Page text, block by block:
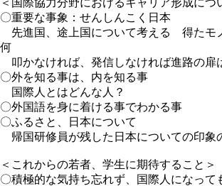
＜国際協力分野におけるキャリア形成につ
〇重要な事象：せんしんこく日本
先進国、途上国について考える 得たモ
何
叩かなければ、発信しなければ進路の扉
〇外を知る事は、内を知る事
国際人とはどんな人？
〇外国語を身に着ける事でわかる事
〇ふるさと、日本について
帰国研修員が残した日本についての印象
＜これからの若者、学生に期待すること＞
〇積極的な気持ち忘れず、国際人になって